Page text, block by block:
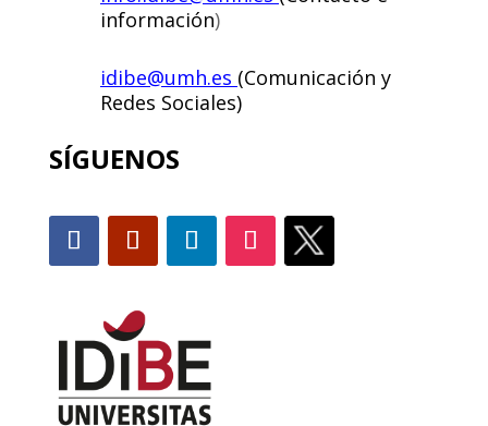
información)
idibe@umh.es (Comunicación y
Redes Sociales)
SÍGUENOS